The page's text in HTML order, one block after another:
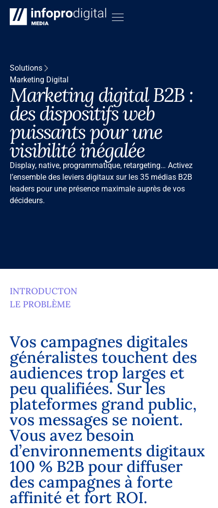
Solutions
Marketing Digital
Marketing digital B2B :
des dispositifs web
puissants pour une
visibilité inégalée
Display, native, programmatique, retargeting… Activez
l’ensemble des leviers digitaux sur les 35 médias B2B
leaders pour une présence maximale auprès de vos
décideurs.
INTRODUCTON
LE PROBLÈME
Vos campagnes digitales
généralistes touchent des
audiences trop larges et
peu qualifiées. Surles
plateformes grandpublic,
vos messages se noient.
Vous avez besoin
d’environnements digitaux
100 % B2Bpour diffuser
des campagnes à forte
affinité etfort ROI.